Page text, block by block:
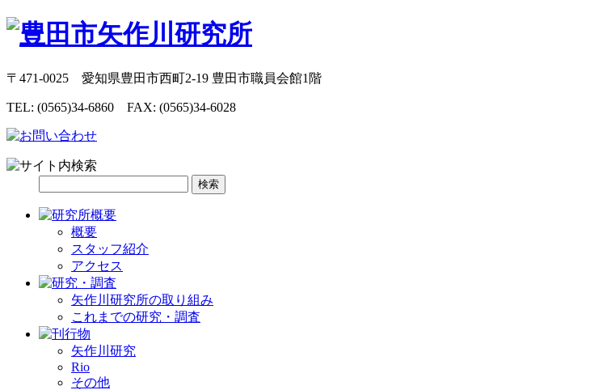
〒471-0025 愛知県豊田市西町2-19 豊田市職員会館1階
TEL: (0565)34-6860 FAX: (0565)34-6028
概要
スタッフ紹介
アクセス
矢作川研究所の取り組み
これまでの研究・調査
矢作川研究
Rio
その他